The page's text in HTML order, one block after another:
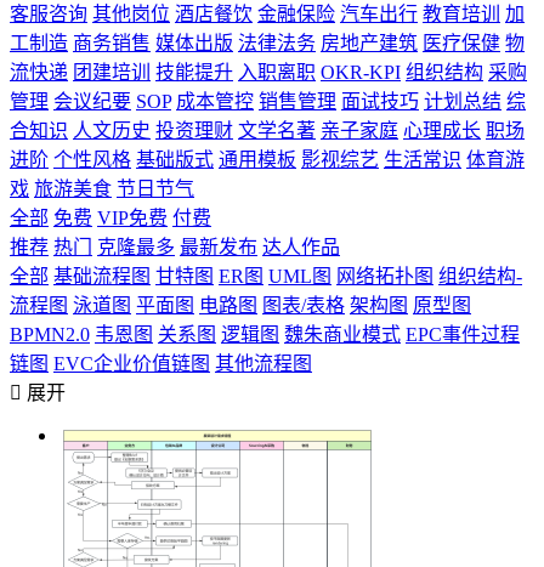
客服咨询 其他岗位 酒店餐饮 金融保险 汽车出行 教育培训
加
工制造 商务销售 媒体出版 法律法务 房地产建筑 医疗保健 物
流快递 团建培训 技能提升 入职离职 OKR-KPI 组织结构 采购
管理 会议纪要 SOP 成本管控 销售管理 面试技巧 计划总结 综
合知识 人文历史 投资理财 文学名著 亲子家庭 心理成长 职场
进阶 个性风格 基础版式 通用模板 影视综艺 生活常识 体育游
戏 旅游美食 节日节气
全部 免费 VIP免费 付费
推荐 热门 克隆最多 最新发布 达人作品
全部 基础流程图 甘特图 ER图 UML图 网络拓扑图 组织结构-
流程图 泳道图 平面图 电路图 图表/表格 架构图 原型图
BPMN2.0 韦恩图 关系图 逻辑图 魏朱商业模式 EPC事件过程
链图 EVC企业价值链图 其他流程图
 展开